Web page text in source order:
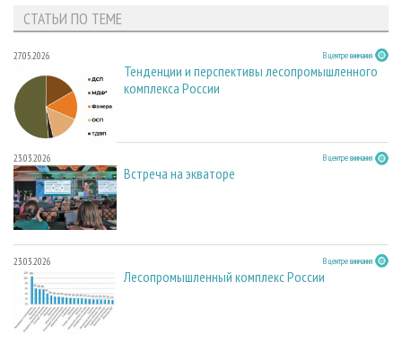
СТАТЬИ ПО ТЕМЕ
27.05.2026 В центре внимания
Тенденции и перспективы лесопромышленного
комплекса России
23.03.2026 В центре внимания
Встреча на экваторе
23.03.2026 В центре внимания
Лесопромышленный комплекс России